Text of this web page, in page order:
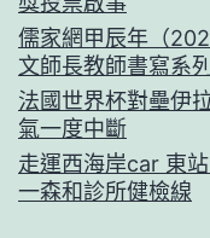
儒家網甲辰年（
文師長教師書寫系列
法國世界杯對壘伊
氣一度中斷
走運西海岸car 東
一森和診所健檢線